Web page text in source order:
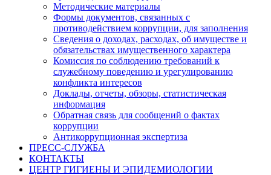
Методические материалы
Формы документов, связанных с
противодействием коррупции, для заполнения
Сведения о доходах, расходах, об имуществе и
обязательствах имущественного характера
Комиссия по соблюдению требований к
служебному поведению и урегулированию
конфликта интересов
Доклады, отчеты, обзоры, статистическая
информация
Обратная связь для сообщений о фактах
коррупции
Антикоррупционная экспертиза
ПРЕСС-СЛУЖБА
КОНТАКТЫ
ЦЕНТР ГИГИЕНЫ И ЭПИДЕМИОЛОГИИ